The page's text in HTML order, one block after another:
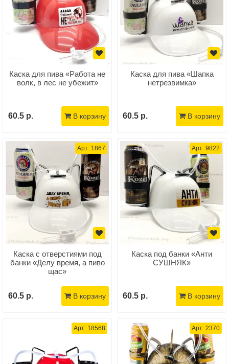
Каска для пива «Работа не
волк, в лес не убежит»
60.5 р. В корзину
Каска для пива «Шапка
нетрезвимка»
60.5 р. В корзину
Арт: 1867
Каска с отверстиями под
банки «Делу время, а пиво
щас»
60.5 р. В корзину
Арт: 9822
Каска под банки «Анти
СУШНЯК»
60.5 р. В корзину
Арт: 18568 Арт: 2370